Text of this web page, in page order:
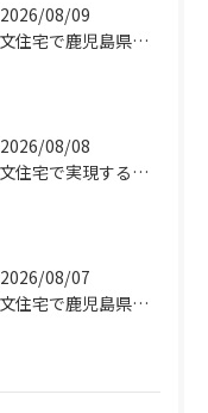
2026/08/09
注文住宅で鹿児島県の間取りをシュミレーションし理想の住まいを叶える方法
2026/08/08
注文住宅で実現する鹿児島県の価格最適化と相場徹底比較ガイド
2026/08/07
注文住宅で鹿児島県のおすすめを選ぶポイントと失敗しない家づくり徹底解説